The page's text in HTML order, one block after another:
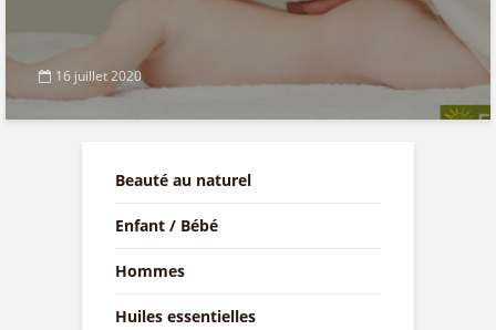
16 juillet 2020
Beauté au naturel
Enfant / Bébé
Hommes
Huiles essentielles